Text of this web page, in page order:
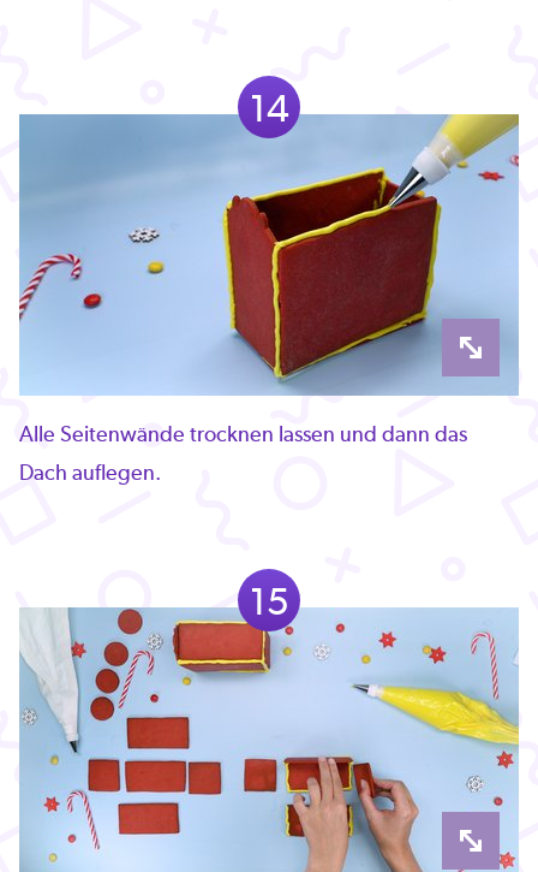
14
Alle Seitenwände trocknen lassen und dann das
Dach auflegen.
15